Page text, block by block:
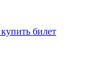
билет